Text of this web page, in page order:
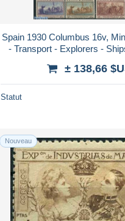
Spain 1930 Columbus 16v,
- Transport - Explorers -
± 138,66
Statut
Nouveau